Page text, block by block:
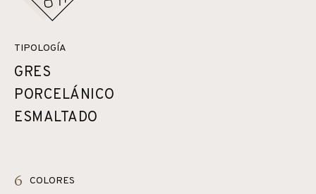
TIPOLOGÍA
GRES
PORCELÁNICO
ESMALTADO
6 COLORES